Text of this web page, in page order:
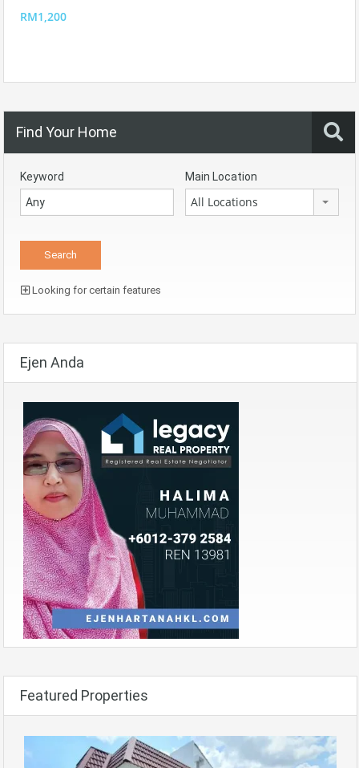
RM1,200
Find Your Home
Keyword Main Location
All Locations
Looking for certain features
Ejen Anda
Featured Properties